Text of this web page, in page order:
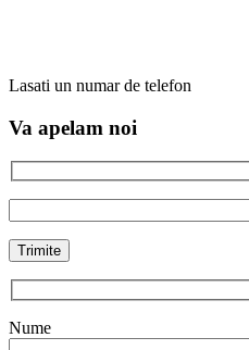
Lasati un numar de telefon
Va apelam noi
Nume